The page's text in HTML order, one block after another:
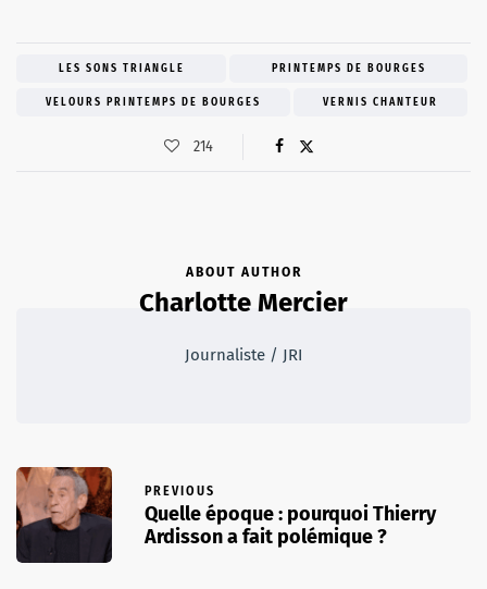
LES SONS TRIANGLE PRINTEMPS DE BOURGES
VELOURS PRINTEMPS DE BOURGES VERNIS CHANTEUR
214
ABOUT AUTHOR
Charlotte Mercier
Journaliste / JRI
PREVIOUS
Quelle époque : pourquoi Thierry
Ardisson a fait polémique ?